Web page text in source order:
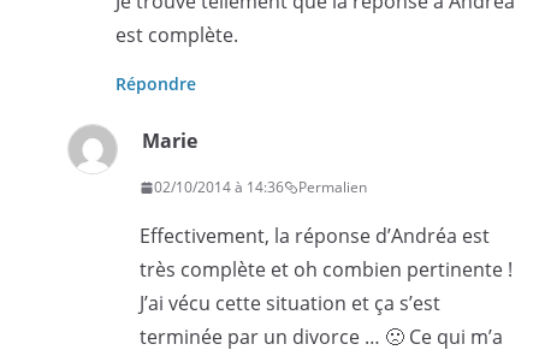
est complète.
Répondre
Marie
02/10/2014 à 14:36 Permalien
Effectivement, la réponse d’Andréa est
très complète et oh combien pertinente !
J’ai vécu cette situation et ça s’est
terminée par un divorce … 🙁 Ce qui m’a